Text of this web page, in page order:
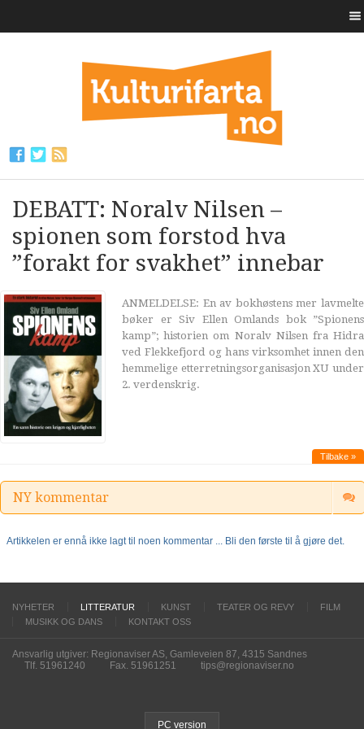
DEBATT: Noralv Nilsen –
spionen som forstod hva
”forakt for svakhet” innebar
ANMELDELSE: En av bokhøstens mer lavmelte
bøker er Siv Ellen Omlands bok ”Spionens
kamp”; historien om Noralv Nilsen fra Hidra
ved Flekkefjord og hans virksomhet innen den
hemmelige etterretningsorganisasjon XU under
2. verdenskrig.
Tilbake »
NY kommentar
Artikkelen er ennå ikke lagt til noen kommentar ... Bli den første til å gjøre det.
NYHETER LITTERATUR KUNST TEATER OG REVY
FILM
MUSIKK OG DANS
KONTAKT OSS
Ansvarlig utgiver: Regionaviser AS, Gamleveien 87, 4315 Sandnes
Tlf. 51961240
Fax. 51961251 tips@regionaviser.no
PC version